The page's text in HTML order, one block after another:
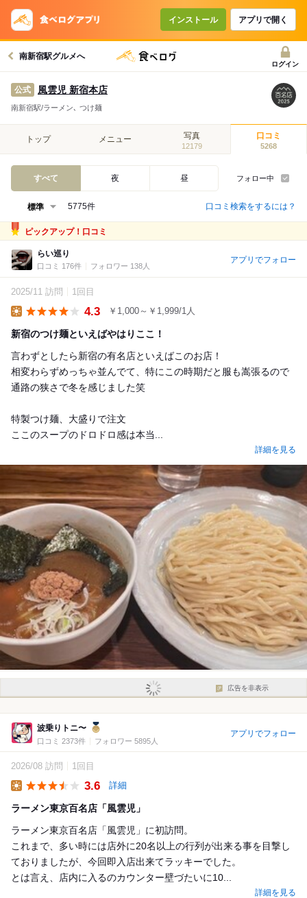
インストール アプリで開く
南新宿駅グルメへ
ログイン
公式 風雲児 新宿本店
南新宿駅/ラーメン､ つけ麺
トップ メニュー 写真
12179
口コミ
5268
すべて 夜 昼 フォロー中
5775件 口コミ検索をするには？
ピックアップ！口コミ
らい巡り
口コミ 176件 フォロワー 138人
アプリでフォロー
2025/11 訪問 1回目
4.3 ￥1,000～￥1,999/1人
新宿のつけ麺といえばやはりここ！
言わずとしたら新宿の有名店といえばこのお店！
相変わらずめっちゃ並んでて、特にこの時期だと服も嵩張るので
通路の狭さで冬を感じました笑
特製つけ麺、大盛りで注文
ここのスープのドロドロ感は本当...
詳細を見る
広告を非表示
波乗りトニ〜
口コミ 2373件 フォロワー 5895人
アプリでフォロー
2026/08 訪問 1回目
3.6 詳細
ラーメン東京百名店「風雲児」
ラーメン東京百名店「風雲児」に初訪問。
これまで、多い時には店外に20名以上の行列が出来る事を目撃し
ておりましたが、今回即入店出来てラッキーでした。
とは言え、店内に入るのカウンター壁づたいに10...
詳細を見る